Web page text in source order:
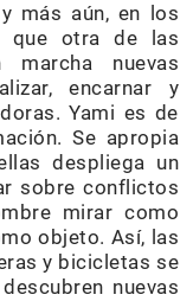
más aún, en los
que otra de las
marcha nuevas
encarnar y
Yami es de
Se apropia
despliega un
sobre conflictos
mirar como
objeto. Así, las
y bicicletas se
nuevas